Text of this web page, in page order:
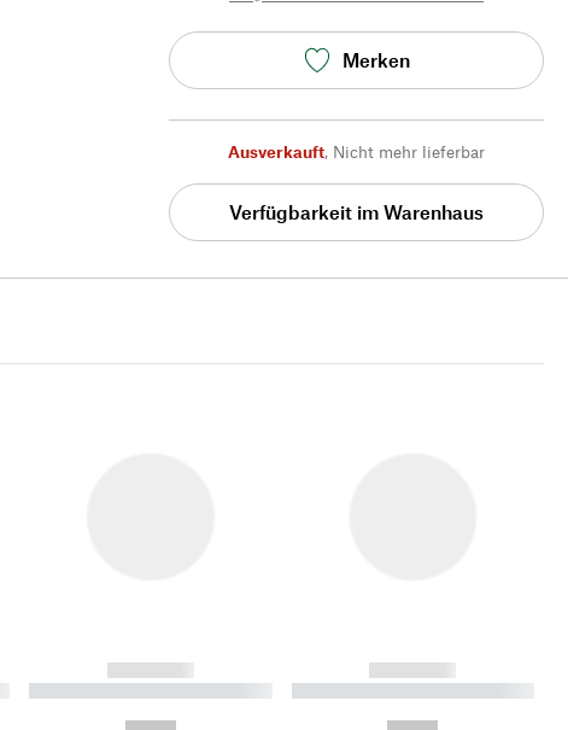
Merken
Ausverkauft, Nicht mehr lieferbar
Verfügbarkeit im Warenhaus
------------
----------- ----------- ----------
------------
----------- ----------- ----------